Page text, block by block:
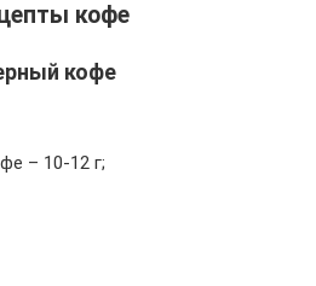
кофе
кофе
– 10-12 г;